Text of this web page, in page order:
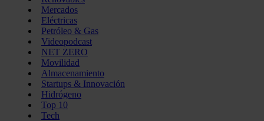
Mercados
Eléctricas
Petróleo & Gas
Videopodcast
NET ZERO
Movilidad
Almacenamiento
Startups & Innovación
Hidrógeno
Top 10
Tech